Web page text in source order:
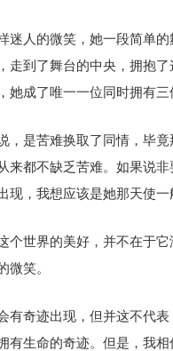
迷人的微笑，她一段简单
走到了舞台的中央，拥抱
她成了唯一一位同时拥有三
，是苦难换取了同情，毕
来都不缺乏苦难。如果说
现，我想应该是她那天使一
个世界的美好，并不在于
微笑。
有奇迹出现，但并这不代
有生命的奇迹。但是，我